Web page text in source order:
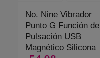
No. Nine Vibrador
Punto G Función de
Pulsación USB
Magnético Silicona